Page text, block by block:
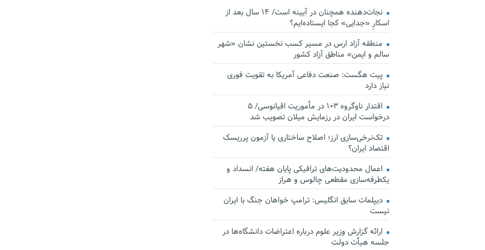
نجات‌دهنده‌ همچنان در آیینه است/ ۱۴ سال بعد از
اسکارِ «جدایی» کجا ایستاده‌ایم؟
منطقه آزاد ارس در مسیر کسب نخستین نشان «شهر
سالم و ایمن» مناطق آزاد کشور
پیت هگست: صنعت دفاعی آمریکا به تقویت فوری
نیاز دارد
اقتدار ناوگروه ۱۰۳ در مأموریت‌ اقیانوسی/ ۵
درخواست ایران در رزمایش میلان تصویب شد
تک‌نرخی‌سازی ارز؛ اصلاح ساختاری یا آزمون پرریسک
اقتصاد ایران؟
اعمال محدودیت‌های ترافیکی پایان هفته/ انسداد و
یکطرفه‌سازی مقطعی چالوس و هراز
دیپلمات سابق انگلیس:‌ ترامپ خواهان جنگ با ایران
نیست
ارائه گزارش وزیر علوم درباره اعتراضات دانشگاه‌ها در
جلسه هیأت دولت